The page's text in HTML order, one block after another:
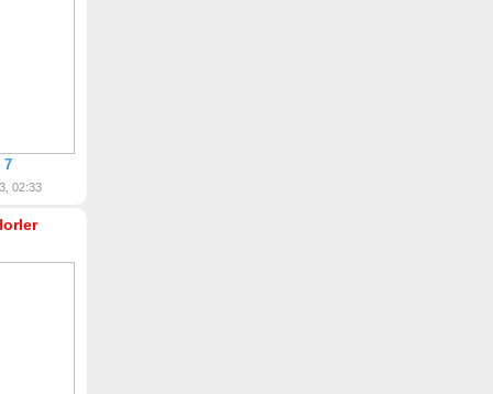
7
02:33